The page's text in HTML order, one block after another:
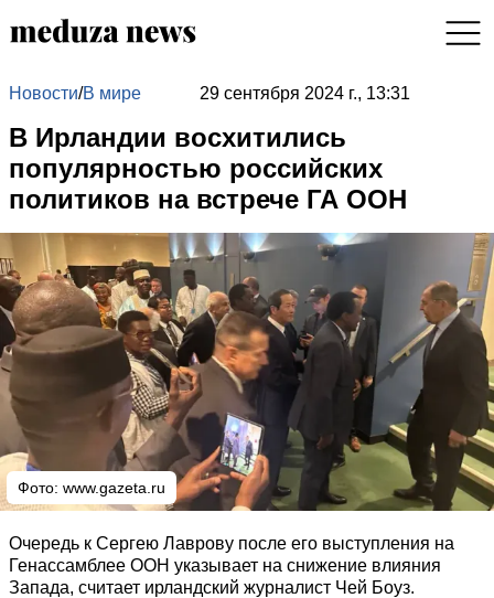
Новости/В мире 29 сентября 2024 г., 13:31
В Ирландии восхитились
популярностью российских
политиков на встрече ГА ООН
Фото: www.gazeta.ru
Очередь к Сергею Лаврову после его выступления на
Генассамблее ООН указывает на снижение влияния
Запада, считает ирландский журналист Чей Боуз.